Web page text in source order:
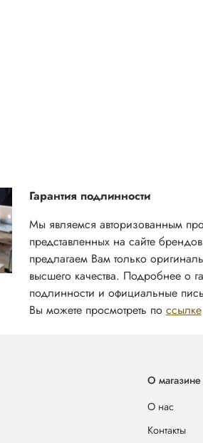
Гарантия подлинности
Мы являемся авторизованным
представленных на сайте
предлагаем Вам только
высшего качества. Подробнее о
подлинности и официальные
Вы можете просмотреть по ссылке
О магазине
О нас
Контакты